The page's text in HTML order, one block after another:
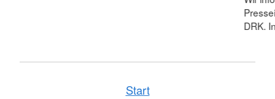
DRK.
Start